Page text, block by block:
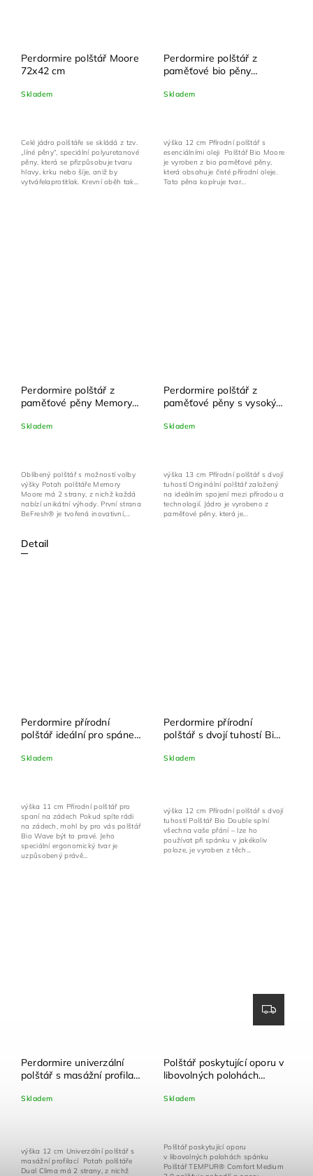
Perdormire polštář Moore
72x42 cm
Skladem
Celé jádro polštáře se skládá z tzv.
„líné pěny“, speciální polyuretanové
pěny, která se přizpůsobuje tvaru
hlavy, krku nebo šíje, aniž by
vytvářelaprotitlak. Krevní oběh tak...
Perdormire polštář z
paměťové bio pěny
Bio Moore Levandule
Skladem
výška 12 cm Přírodní polštář s
esenciálními oleji Polštář Bio Moore
je vyroben z bio paměťové pěny,
která obsahuje čisté přírodní oleje.
Tato pěna kopíruje tvar...
Perdormire polštář z
paměťové pěny Memory
na polštář zdarma
Skladem
Detail
Oblíbený polštář s možností volby
výšky Potah polštáře Memory
Moore má 2 strany, z nichž každá
nabízí unikátní výhody. První strana
BeFresh® je tvořená inovativní,...
Perdormire polštář z
paměťové pěny s vysokým
Soya Moore 72x42 cm +
Skladem
výška 13 cm Přírodní polštář s dvojí
tuhostí Originální polštář založený
na ideálním spojení mezi přírodou a
technologií. Jádro je vyrobeno z
paměťové pěny, která je...
Perdormire přírodní
polštář ideální pro spánek
72x42 cm + povlak na
Skladem
výška 11 cm Přírodní polštář pro
spaní na zádech Pokud spíte rádi
na zádech, mohl by pro vás polštář
Bio Wave být to pravé. Jeho
speciální ergonomický tvar je
uzpůsobený právě...
Perdormire přírodní
polštář s dvojí tuhostí Bio
na polštář zdarma
Skladem
výška 12 cm Přírodní polštář s dvojí
tuhostí Polštář Bio Double splní
všechna vaše přání – lze ho
používat při spánku v jakékoliv
poloze, je vyroben z těch...
Perdormire univerzální
polštář s masážní profilací
povlak na polštář zdarma
Skladem
výška 12 cm Univerzální polštář s
masážní profilací Potah polštáře
Dual Clima má 2 strany, z nichž
Polštář poskytující oporu v
libovolných polohách
Comfort Medium 2.0,
Skladem
Polštář poskytující oporu
v libovolných polohách spánku
Polštář TEMPUR® Comfort Medium